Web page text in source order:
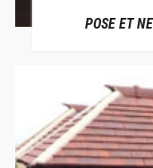
POSE ET